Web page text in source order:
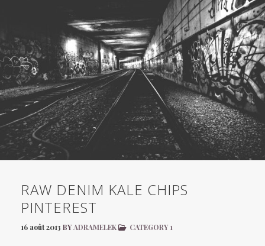
RAW DENIM KALE CHIPS
PINTEREST
16 août 2013 BYADRAMELEK CATEGORY 1